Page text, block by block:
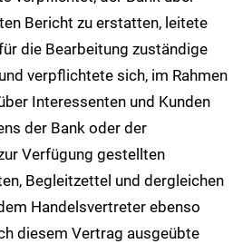
Bericht zu erstatten, leitete
die Bearbeitung zuständige
verpflichtete sich, im Rahmen
Interessenten und Kunden
der Bank oder der
Verfügung gestellten
Begleitzettel und dergleichen
Handelsvertreter ebenso
diesem Vertrag ausgeübte